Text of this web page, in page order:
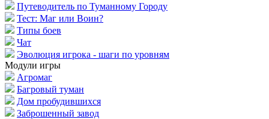
Путеводитель по Туманному Городу
Тест: Маг или Воин?
Типы боев
Чат
Эволюция игрока - шаги по уровням
Модули игры
Агромаг
Багровый туман
Дом пробудившихся
Заброшенный завод